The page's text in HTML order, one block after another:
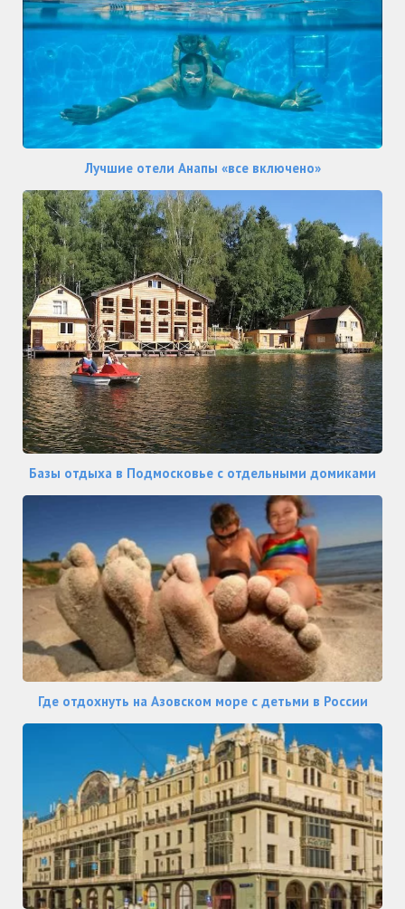
Лучшие отели Анапы «все включено»
Базы отдыха в Подмосковье с отдельными домиками
Где отдохнуть на Азовском море с детьми в России